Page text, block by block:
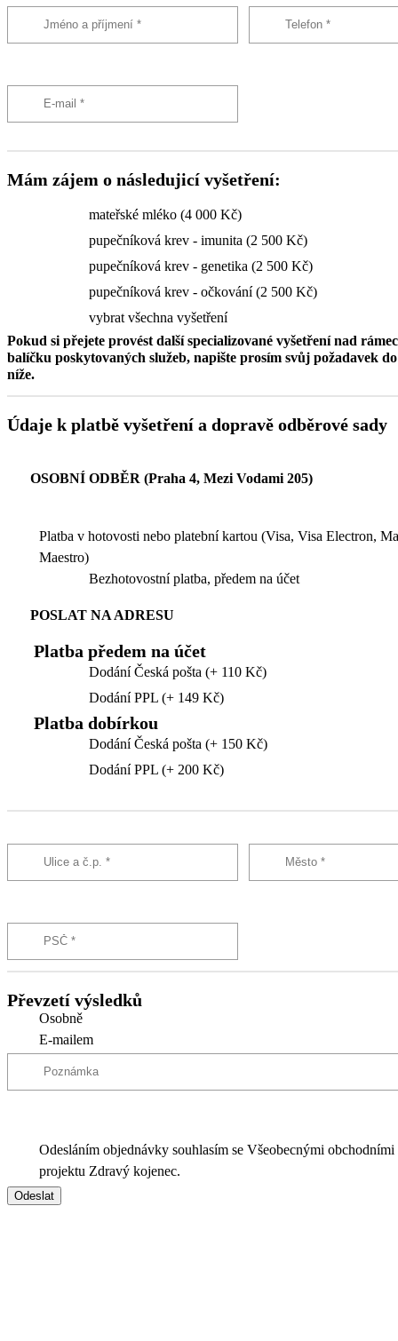
Mám zájem o následujicí vyšetření:
mateřské mléko (4 000 Kč)
pupečníková krev - imunita (2 500 Kč)
pupečníková krev - genetika (2 500 Kč)
pupečníková krev - očkování (2 500 Kč)
vybrat všechna vyšetření
Pokud si přejete provést další specializované vyšetření nad
balíčku poskytovaných služeb, napište prosím svůj požadavek
níže.
Údaje k platbě vyšetření a dopravě odběrové sady
OSOBNÍ ODBĚR (Praha 4, Mezi Vodami 205)
Platba v hotovosti nebo platební kartou (Visa, Visa Electron,
Maestro)
Bezhotovostní platba, předem na účet
POSLAT NA ADRESU
Platba předem na účet
Dodání Česká pošta (+ 110 Kč)
Dodání PPL (+ 149 Kč)
Platba dobírkou
Dodání Česká pošta (+ 150 Kč)
Dodání PPL (+ 200 Kč)
Převzetí výsledků
Osobně
E-mailem
Odesláním objednávky souhlasím se Všeobecnými
projektu Zdravý kojenec.